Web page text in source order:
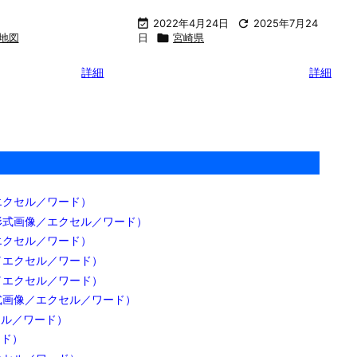
図
詳細
 2022年4月24日  2025年7月24
日
 宮崎県
詳細
セル／ワード）
画像／エクセル／ワード）
セル／ワード）
クセル／ワード）
クセル／ワード）
像／エクセル／ワード）
／ワード）
）